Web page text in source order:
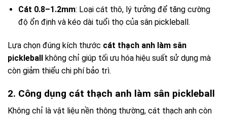
Cát 0.8–1.2mm: Loại cát thô, lý tưởng để tăng cường
độ ổn định và kéo dài tuổi thọ của sân pickleball.
Lựa chọn đúng kích thước cát thạch anh làm sân
pickleball không chỉ giúp tối ưu hóa hiệu suất sử dụng mà
còn giảm thiểu chi phí bảo trì.
2. Công dụng cát thạch anh làm sân pickleball
Không chỉ là vật liệu nền thông thường, cát thạch anh còn